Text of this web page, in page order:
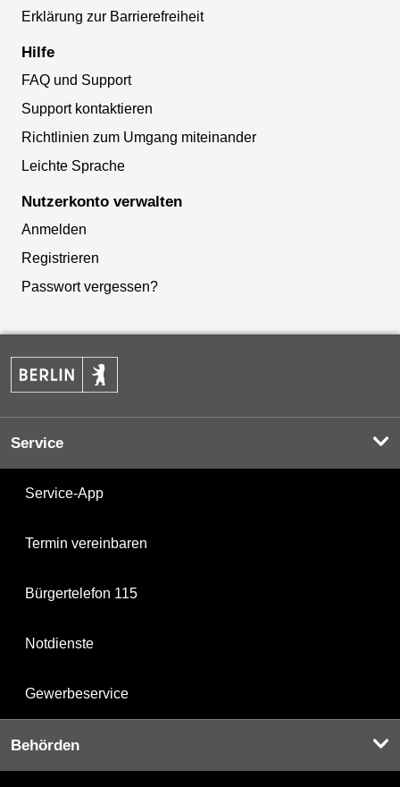
Erklärung zur Barrierefreiheit
Hilfe
FAQ und Support
Support kontaktieren
Richtlinien zum Umgang miteinander
Leichte Sprache
Nutzerkonto verwalten
Anmelden
Registrieren
Passwort vergessen?
Service
Service-App
Termin vereinbaren
Bürgertelefon 115
Notdienste
Gewerbeservice
Behörden